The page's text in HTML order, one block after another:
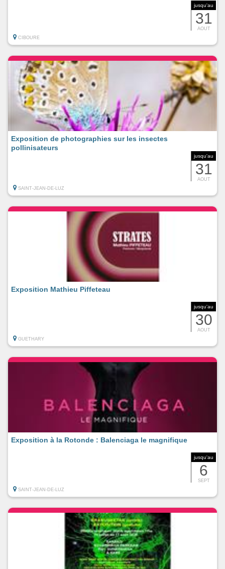
jusqu'au
31
AOUT
CIBOURE
jusqu'au
31
AOUT
Exposition de photographies sur les insectes
pollinisateurs
SAINT-JEAN-DE-LUZ
jusqu'au
30
AOUT
Exposition Mathieu Piffeteau
GUETHARY
jusqu'au
6
SEPT
Exposition à la Rotonde : Balenciaga le magnifique
SAINT-JEAN-DE-LUZ